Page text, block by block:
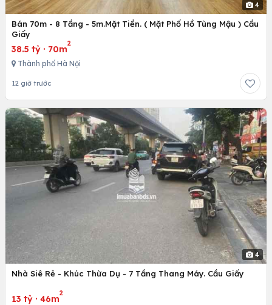
4
Bán 70m - 8 Tầng - 5m.Mặt Tiền. ( Mặt Phố Hồ Tùng Mậu ) Cầu
Giấy
38.5 tỷ · 70m
2
Thành phố Hà Nội
12 giờ trước
4
Nhà Siê Rẻ - Khúc Thừa Dụ - 7 Tầng Thang Máy. Cầu Giấy
13 tỷ · 46m
2